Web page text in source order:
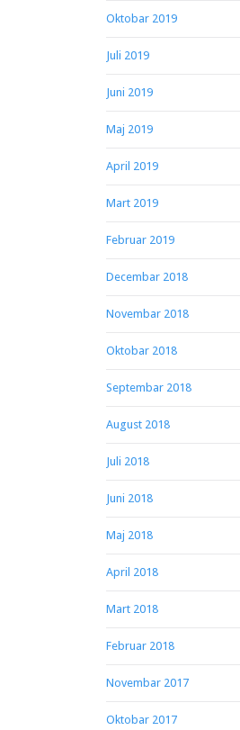
Oktobar 2019
Juli 2019
Juni 2019
Maj 2019
April 2019
Mart 2019
Februar 2019
Decembar 2018
Novembar 2018
Oktobar 2018
Septembar 2018
August 2018
Juli 2018
Juni 2018
Maj 2018
April 2018
Mart 2018
Februar 2018
Novembar 2017
Oktobar 2017